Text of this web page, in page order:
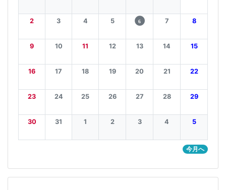
2 3 4 5 6 7 8
9 10 11 12 13 14 15
16 17 18 19 20 21 22
23 24 25 26 27 28 29
30 31 1 2 3 4 5
今月へ